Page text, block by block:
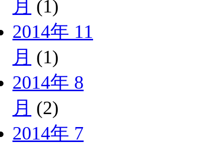
月 (1)
2014年 11
月 (1)
2014年 8
月 (2)
2014年 7